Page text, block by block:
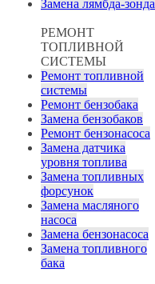
Замена лямбда-зонда
РЕМОНТ
ТОПЛИВНОЙ
СИСТЕМЫ
Ремонт топливной
системы
Ремонт бензобака
Замена бензобаков
Ремонт бензонасоса
Замена датчика
уровня топлива
Замена топливных
форсунок
Замена масляного
насоса
Замена бензонасоса
Замена топливного
бака